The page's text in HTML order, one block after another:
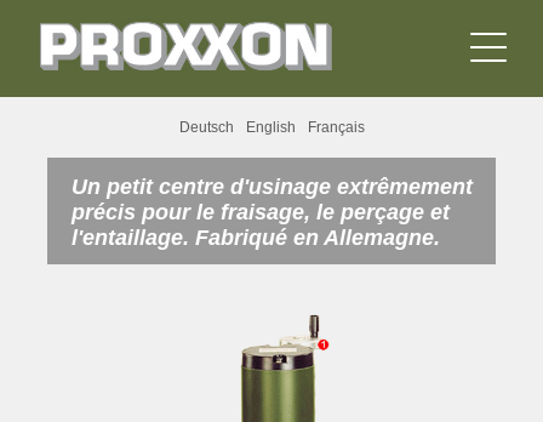
Deutsch English Français
Un petit centre d'usinage extrêmement
précis pour le fraisage, le perçage et
l'entaillage. Fabriqué en Allemagne.